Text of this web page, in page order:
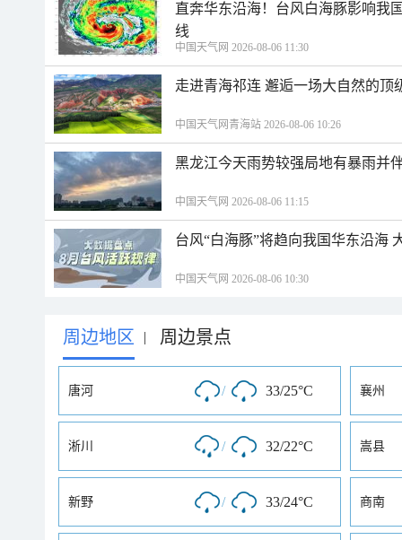
直奔华东沿海！台风白海豚影响我
线
中国天气网 2026-08-06 11:30
走进青海祁连 邂逅一场大自然的顶
中国天气网青海站 2026-08-06 10:26
黑龙江今天雨势较强局地有暴雨并
中国天气网 2026-08-06 11:15
台风“白海豚”将趋向我国华东沿海
中国天气网 2026-08-06 10:30
周边地区 | 周边景点
唐河 / 33/25°C 襄州
淅川 / 32/22°C 嵩县
新野 / 33/24°C 商南